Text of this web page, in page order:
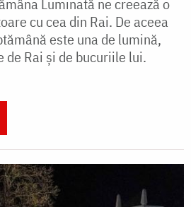
Luminată ne creează o
cu cea din Rai. De aceea
este una de lumină,
de Rai și de bucuriile lui.